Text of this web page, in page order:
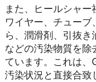
また、ヒールシャー
ワイヤー、チュー
ら、潤滑剤、引抜
などの汚染物質を
ています。これは
汚染状況と直接合致